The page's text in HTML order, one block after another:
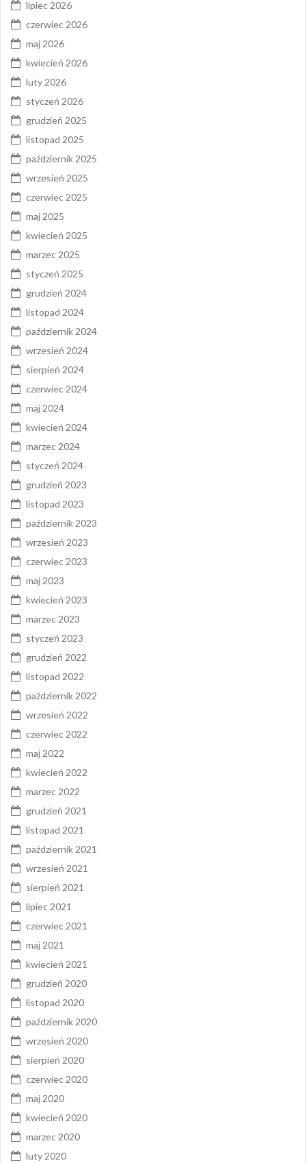
lipiec 2026
czerwiec 2026
maj 2026
kwiecień 2026
luty 2026
styczeń 2026
grudzień 2025
listopad 2025
październik 2025
wrzesień 2025
czerwiec 2025
maj 2025
kwiecień 2025
marzec 2025
styczeń 2025
grudzień 2024
listopad 2024
październik 2024
wrzesień 2024
sierpień 2024
czerwiec 2024
maj 2024
kwiecień 2024
marzec 2024
styczeń 2024
grudzień 2023
listopad 2023
październik 2023
wrzesień 2023
czerwiec 2023
maj 2023
kwiecień 2023
marzec 2023
styczeń 2023
grudzień 2022
listopad 2022
październik 2022
wrzesień 2022
czerwiec 2022
maj 2022
kwiecień 2022
marzec 2022
grudzień 2021
listopad 2021
październik 2021
wrzesień 2021
sierpień 2021
lipiec 2021
czerwiec 2021
maj 2021
kwiecień 2021
grudzień 2020
listopad 2020
październik 2020
wrzesień 2020
sierpień 2020
czerwiec 2020
maj 2020
kwiecień 2020
marzec 2020
luty 2020